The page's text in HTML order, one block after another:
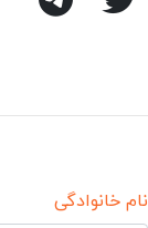
نام خانوادگی